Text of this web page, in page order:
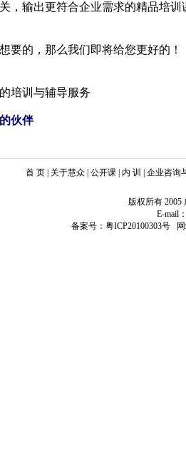
，输出更符合企业需求的精品培训
要的，那么我们即将给您更好的！
培训与辅导服务
伙伴
首 页 | 关于慧众 | 公开课 | 内 训 | 企业咨
版权所有 2005
E-mail
备案号：粤ICP20100303号